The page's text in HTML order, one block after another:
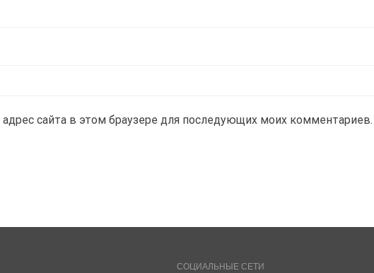
сайта в этом браузере для последующих моих комментариев.
СОЦИАЛЬНЫЕ СЕТИ